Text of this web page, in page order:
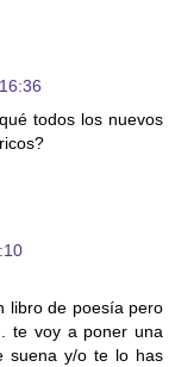
todos los nuevos
libro de poesía pero
te voy a poner una
suena y/o te lo has